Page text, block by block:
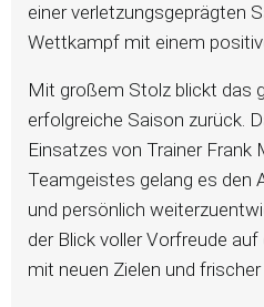
einer verletzungsgeprägten
Wettkampf mit einem
Mit großem Stolz blickt das
erfolgreiche Saison zurück.
Einsatzes von Trainer Frank
Teamgeistes gelang es den
und persönlich
der Blick voller Vorfreude
mit neuen Zielen und